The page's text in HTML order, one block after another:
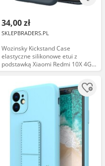
34,00 zł
SKLEPBRADERS.PL
Wozinsky Kickstand Case
elastyczne silikonowe etui z
podstawką Xiaomi Redmi 10X 4G /
Xiaomi Redmi Note 9 niebieski